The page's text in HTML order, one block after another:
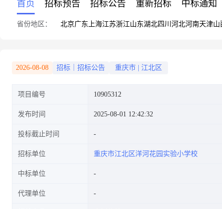
首页 招标预告 招标公告 重新招标 中标通知
省份地区： 北京广东 上海江苏浙江山东湖北四川 河北河南天津山
2026-08-08 招标｜招标公告 重庆市 江北区
项目编号 10905312
发布时间 2025-08-01 12:42:32
投标截止时间
招标单位 重庆市江北区洋河花园实验小学校
中标单位
代理单位